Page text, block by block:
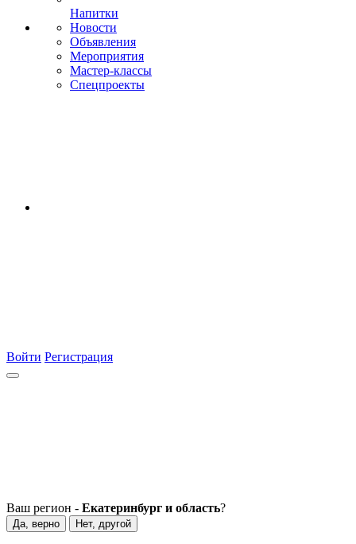
Напитки
Новости
Объявления
Мероприятия
Мастер-классы
Спецпроекты
Войти Регистрация
Ваш регион - Екатеринбург и область?
Да, верно Нет, другой